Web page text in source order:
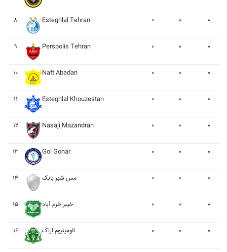
۸ Esteghlal Tehran ۰ ۰ ۰
۹ Perspolis Tehran ۰ ۰ ۰
۱۰ Naft Abadan ۰ ۰ ۰
۱۱ Esteghlal Khouzestan ۰ ۰ ۰
۱۲ Nasaji Mazandran ۰ ۰ ۰
۱۳ Gol Gohar ۰ ۰ ۰
۱۴ مس شهر بابک ۰ ۰ ۰
۱۵ خيبر خرم آباد ۰ ۰ ۰
۱۶ آلومينيوم اراک ۰ ۰ ۰